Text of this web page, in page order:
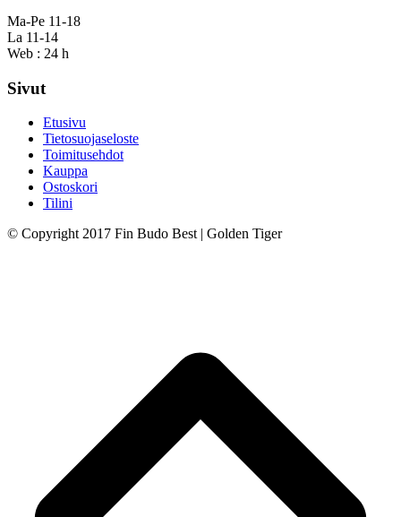
Ma-Pe 11-18
La 11-14
Web : 24 h
Sivut
Etusivu
Tietosuojaseloste
Toimitusehdot
Kauppa
Ostoskori
Tilini
© Copyright 2017 Fin Budo Best | Golden Tiger